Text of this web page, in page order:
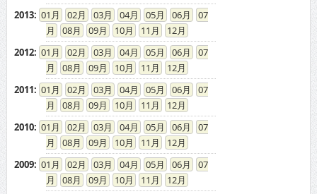
2013: 01 02 03 04 05 06
07
08
09 10 11
12
2012: 01 02 03 04 05 06
07
08
09 10 11
12
2011: 01 02 03 04 05 06
07
08
09 10 11
12
2010: 01 02 03 04 05 06
07
08
09 10 11
12
2009: 01 02 03 04 05 06
07
08
09 10 11
12